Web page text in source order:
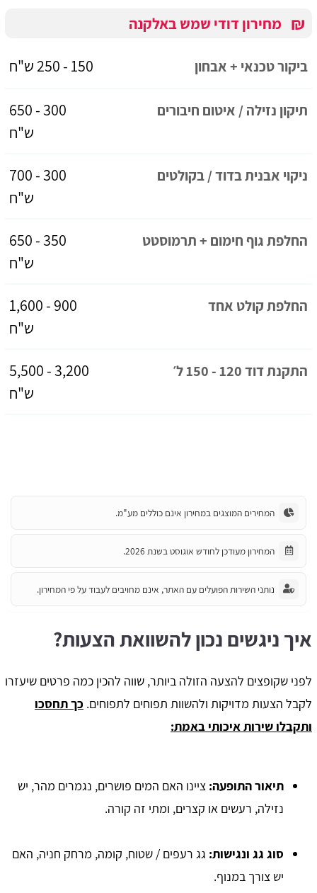
₪ מחירון דודי שמש באלקנה
ביקור טכנאי + אבחון 150 - 250 ש"ח
תיקון נזילה / איטום חיבורים
300 - 650
ש"ח
ניקוי אבנית בדוד / בקולטים
300 - 700
ש"ח
החלפת גוף חימום + תרמוסטט
350 - 650
ש"ח
החלפת קולט אחד
900 - 1,600
ש"ח
התקנת דוד 120 - 150 ל׳
3,200 - 5,500
ש"ח
המחירים המוצגים במחירון אינם כוללים מע"מ.
המחירון מעודכן לחודש אוגוסט בשנת 2026.
נותני השירות הפועלים עם האתר, אינם מחויבים לעבוד על פי המחירון.
איך ניגשים נכון להשוואת הצעות?
לפני שקופצים להצעה הזולה ביותר, שווה להכין כמה פרטים שיעזרו
לקבל הצעות מדויקות ולהשוות תפוחים לתפוחים. כך תחסכו
ותקבלו שירות איכותי באמת:
תיאור התופעה: ציינו האם המים פושרים, נגמרים מהר, יש
נזילה, רעשים או קצרים, ומתי זה קורה.
סוג גג ונגישות: גג רעפים / שטוח, קומה, מרחק חניה, האם
יש צורך במנוף.